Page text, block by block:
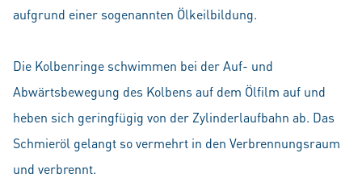
aufgrund einer sogenannten Ölkeilbildung.
Die Kolbenringe schwimmen bei der Auf- und
Abwärtsbewegung des Kolbens auf dem Ölfilm auf und
heben sich geringfügig von der Zylinderlaufbahn ab. Das
Schmieröl gelangt so vermehrt in den Verbrennungsraum
und verbrennt.